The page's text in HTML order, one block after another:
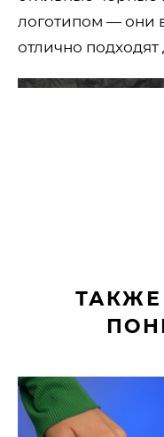
логотипом — они
отлично подходят